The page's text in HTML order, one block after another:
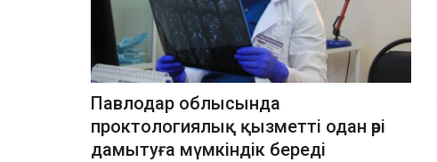
Павлодар облысында
проктологиялық қызметті одан әрі
дамытуға мүмкіндік береді
айтылды.